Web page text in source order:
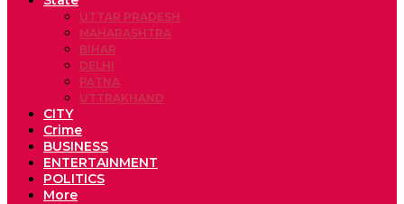
UTTAR PRADESH
MAHARASHTRA
BIHAR
DELHI
PATNA
UTTRAKHAND
CITY
Crime
BUSINESS
ENTERTAINMENT
POLITICS
More